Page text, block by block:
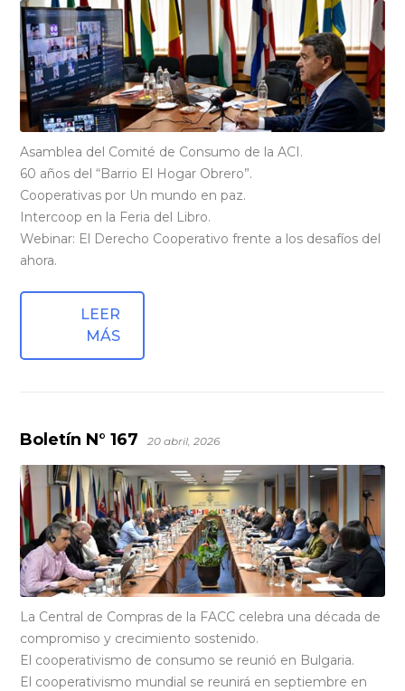
Asamblea del Comité de Consumo de la ACI.
60 años del “Barrio El Hogar Obrero”.
Cooperativas por Un mundo en paz.
Intercoop en la Feria del Libro.
Webinar: El Derecho Cooperativo frente a los desafíos del
ahora.
LEER
MÁS
Boletín N° 167 20 abril, 2026
La Central de Compras de la FACC celebra una década de
compromiso y crecimiento sostenido.
El cooperativismo de consumo se reunió en Bulgaria.
El cooperativismo mundial se reunirá en septiembre en